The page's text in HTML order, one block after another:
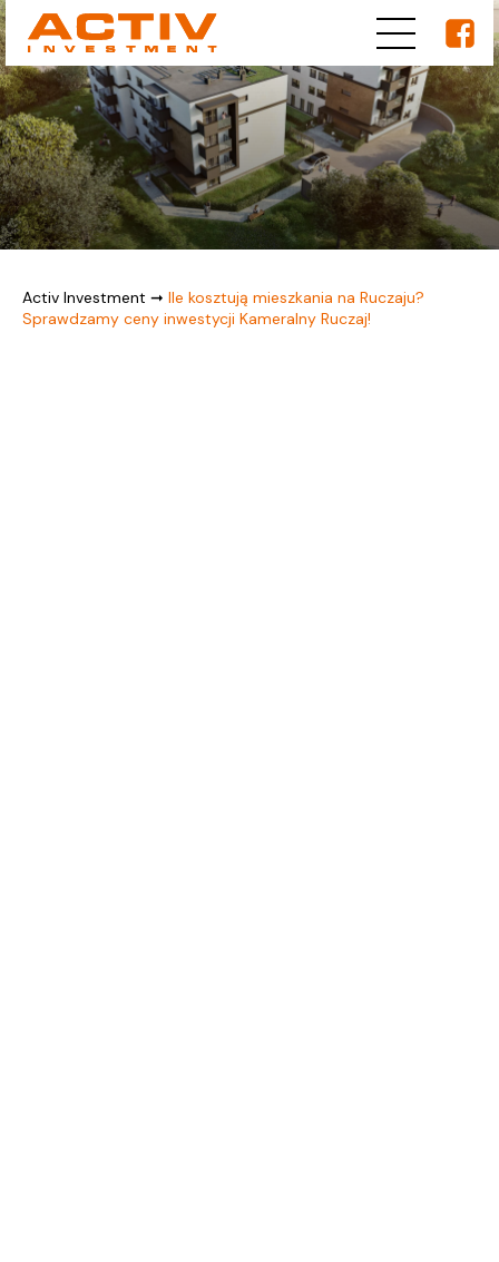
Activ Investment ➞ Ile kosztują mieszkania na Ruczaju?
Sprawdzamy ceny inwestycji Kameralny Ruczaj!